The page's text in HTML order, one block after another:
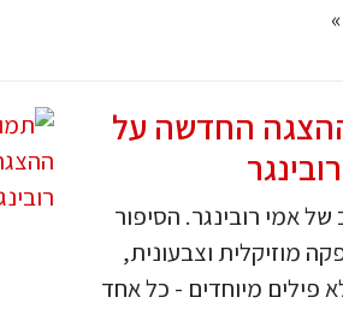
»
החדשה על
אמי רובינגר. הסיפור
מוזיקלית וצבעונית,
פילים מיוחדים - כל אחד